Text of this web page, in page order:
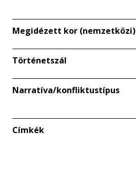
Megidézett kor (nemzetközi)
Történetszál
Narratíva/konfliktustípus
Címkék